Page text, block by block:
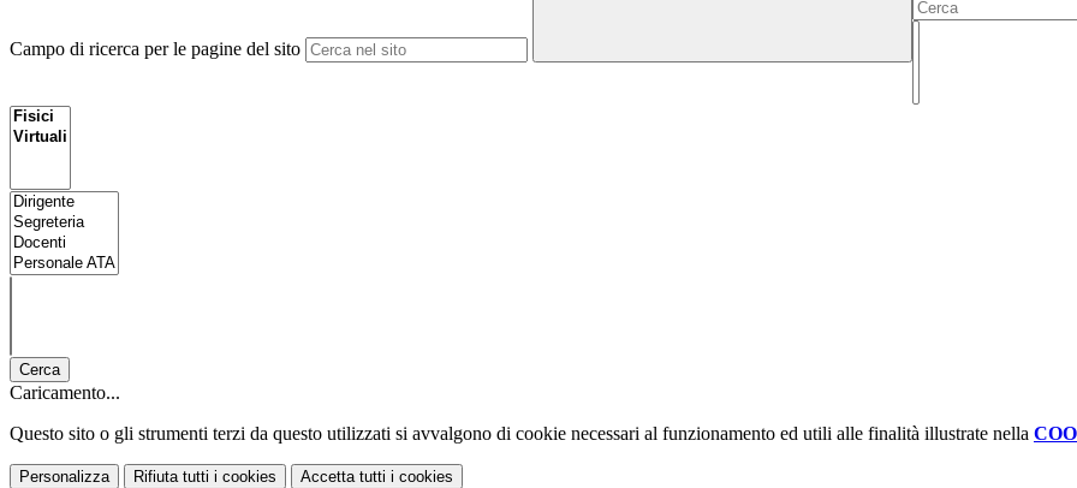
Campo di ricerca per le pagine del sito
Cerca
Caricamento...
Questo sito o gli strumenti terzi da questo utilizzati si avvalgono di cookie necessari al funzionamento ed utili alle finalità illustrate nella
Personalizza Rifiuta tutti i cookies Accetta tutti i cookies